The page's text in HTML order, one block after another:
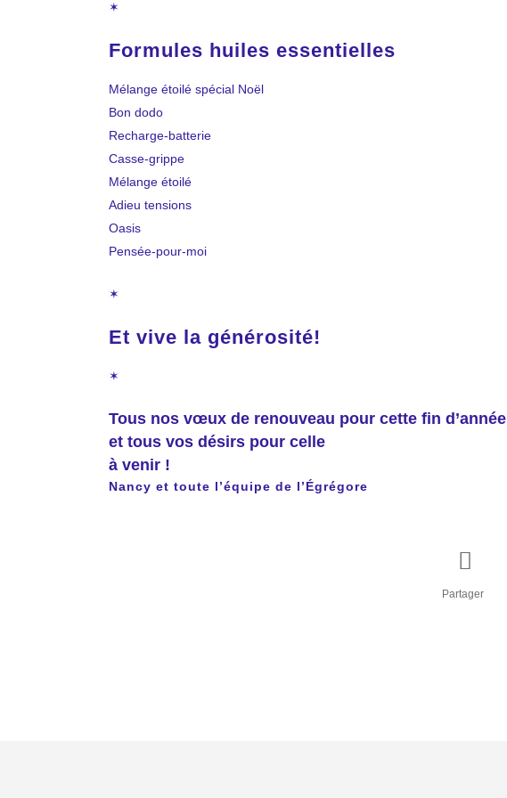
✶
Formules huiles essentielles
Mélange étoilé spécial Noël
Bon dodo
Recharge-batterie
Casse-grippe
Mélange étoilé
Adieu tensions
Oasis
Pensée-pour-moi
✶
Et vive la générosité!
✶
Tous nos vœux de renouveau pour cette fin d’année
et tous vos désirs pour celle
à venir !
Nancy et toute l’équipe de l’Égrégore